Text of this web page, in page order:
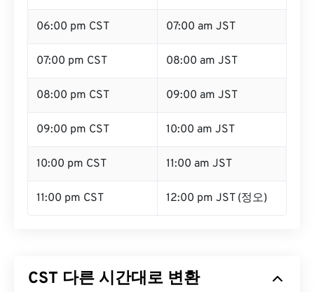
06:00 pm CST 07:00 am JST
07:00 pm CST 08:00 am JST
08:00 pm CST 09:00 am JST
09:00 pm CST 10:00 am JST
10:00 pm CST 11:00 am JST
11:00 pm CST 12:00 pm JST (정오)
CST 다른 시간대로 변환